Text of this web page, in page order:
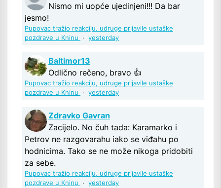
Nismo mi uopće ujedinjeni!!! Da bar
jesmo!
Pupovac tražio reakciju, udruge prijavile ustaške
pozdrave u Kninu
· yesterday
Baltimor13
Odlično rečeno, bravo 👍
Pupovac tražio reakciju, udruge prijavile ustaške
pozdrave u Kninu
· yesterday
Zdravko Gavran
Zacijelo. No čuh tada: Karamarko i
Petrov ne razgovarahu iako se viđahu po
hodnicima. Tako se ne može nikoga pridobiti
za sebe.
Pupovac tražio reakciju, udruge prijavile ustaške
pozdrave u Kninu
· yesterday